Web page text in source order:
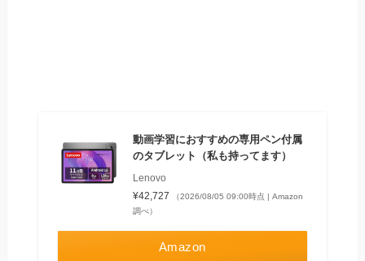
動画学習におすすめの専用ペン付属
のタブレット（私も持ってます）
Lenovo
¥42,727
（2026/08/05 09:00時点 | Amazon
調べ）
Amazon